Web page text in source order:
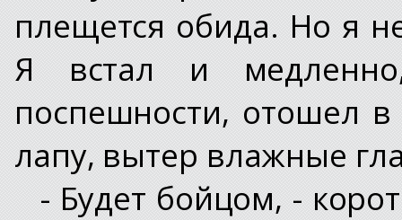
плещется обида. Но я
Я встал и
поспешности, отошел
лапу, вытер влажные
- Будет бойцом, -